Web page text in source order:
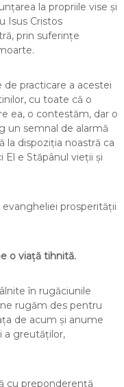
la propriile vise și
Isus Cristos
prin suferințe
practicare a acestei
cu toate că o
ea, o contestăm, dar o
un semnal de alarmă
la dispoziția noastră ca
El e Stăpânul vieții și
prosperității
o viață tihnită.
în rugăciunile
rugăm des pentru
de acum și anume
a greutăților,
cu preponderență